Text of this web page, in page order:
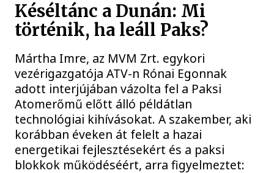
Késéltánc a Dunán: Mi
történik, ha leáll Paks?
Mártha Imre, az MVM Zrt. egykori
vezérigazgatója ATV-n Rónai Egonnak
adott interjújában vázolta fel a Paksi
Atomerőmű előtt álló példátlan
technológiai kihívásokat. A szakember, aki
korábban éveken át felelt a hazai
energetikai fejlesztésekért és a paksi
blokkok működéséért, arra figyelmeztet: